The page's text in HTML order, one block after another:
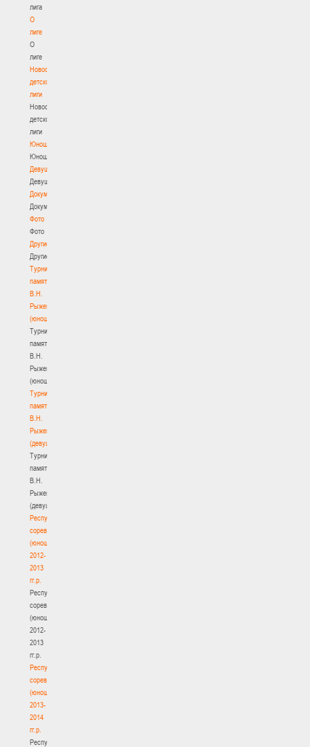
лига
О
лиге
О
лиге
Новости
детской
лиги
Новости
детской
лиги
Юноши
Юноши
Девушки
Девушки
Документы
Документы
Фото
Фото
Другие
Другие
Турнир
памяти
В.Н.
Рыженкова
(юноши)
Турнир
памяти
В.Н.
Рыженкова
(юноши)
Турнир
памяти
В.Н.
Рыженкова
(девушки)
Турнир
памяти
В.Н.
Рыженкова
(девушки)
Республиканские
соревнования
(юноши)
2012-
2013
гг.р.
Республиканские
соревнования
(юноши)
2012-
2013
гг.р.
Республиканские
соревнования
(юноши)
2013-
2014
гг.р.
Республиканские